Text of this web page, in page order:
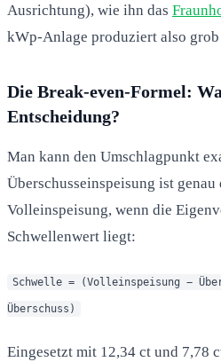
Ausrichtung), wie ihn das
kWp-Anlage produziert also grob
Die Break-even-Formel:
Entscheidung?
Man kann den Umschlagpunkt
Überschusseinspeisung ist
Volleinspeisung, wenn die
Schwellenwert liegt:
Schwelle = (Volleinspeisung −
Überschuss)
Eingesetzt mit 12,34 ct und 7,78